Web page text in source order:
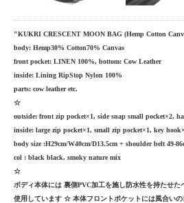
"KUKRI CRESCENT MOON BAG (Hemp Cotton
body: Hemp30% Cotton70% Canvas
front pocket: LINEN 100%, bottom: Cow Leather
inside: Lining RipStop Nylon 100%
parts: cow leather etc.
☆
outside: front zip pocket×1, side snap small pocket×2,
inside: large zip pocket×1, small zip pocket×1, key
body size :H29cm/W40cm/D13.5cm + shoulder belt 49-
col : black black, smoky nature mix
☆
ボディ本体には 裏側PVC加工を施し防水性を持たせ
使用しています ☆ 本体フロントポケットには風合い